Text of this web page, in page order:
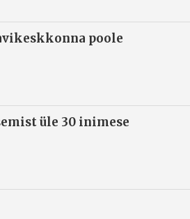
poole
üle 30 inimese